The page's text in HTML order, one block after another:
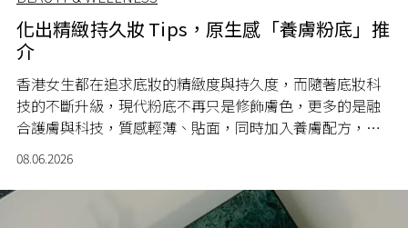
化出精緻持久妝 Tips，原生感「養膚粉底」推
介
香港女生都在追求底妝的精緻度與持久度，而隨著底妝科
技的不斷升級，現代粉底不再只是修飾膚色，更多的是融
合護膚與科技，質感輕薄、貼面，同時加入養膚配方，打
皮般的細緻光澤，更打著「越用越好膚質」的賣點，成功
收服用家的芳心。
08.06.2026